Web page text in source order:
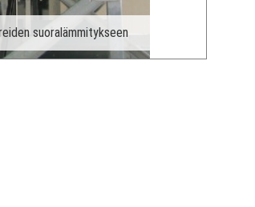
suoralämmitykseen